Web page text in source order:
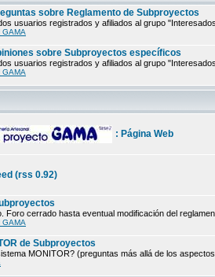
sobre Reglamento de Subproyectos
usuarios registrados y afiliados al grupo
GAMA
sobre Subproyectos específicos
usuarios registrados y afiliados al grupo
GAMA
: Página Web
(rss 0.92)
Foro cerrado hasta eventual modificación del
GAMA
de Subproyectos
MONITOR? (preguntas más allá de los